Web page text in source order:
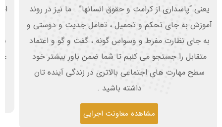
اجتماعی، فن­‌آوری و فرهنگ مادی و قوانین و سیاست. و یا
به عبارت دیگر فرهنگ، مجموعه پیچیده‌ای از دانش‌ها،
باورها، هنرها، قوانین، اخلاقیات، عادات و هرچه که فرد به
عنوان عضوی از جامعه از جامعه‌ی خویش فرامی‌گیرد تعریف
می‌شود.